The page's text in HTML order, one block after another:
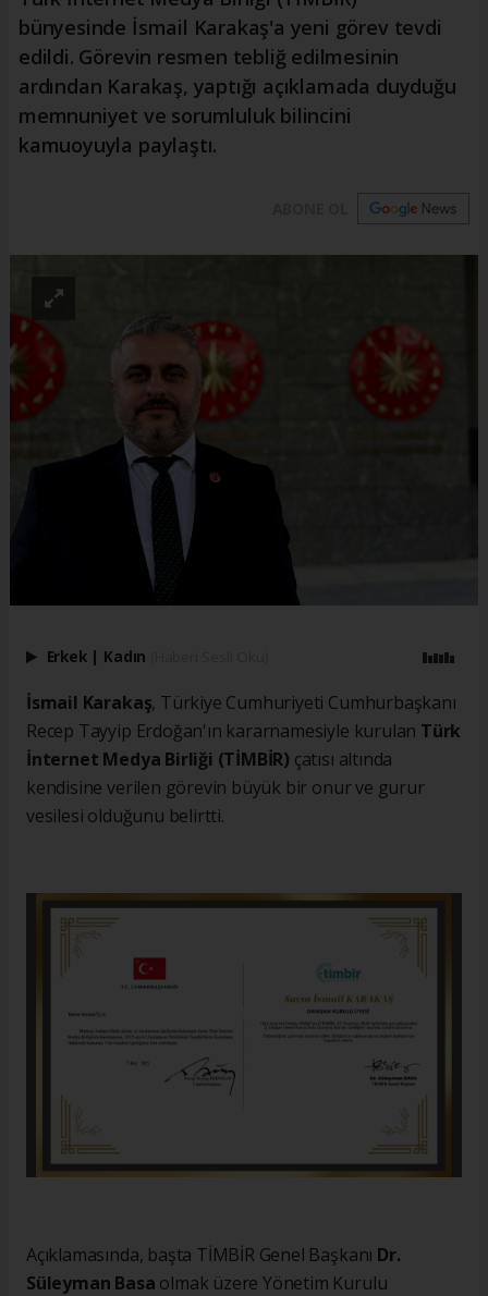
bünyesinde İsmail Karakaş'a yeni görev tevdi
edildi. Görevin resmen tebliğ edilmesinin
ardından Karakaş, yaptığı açıklamada duyduğu
memnuniyet ve sorumluluk bilincini
kamuoyuyla paylaştı.
Erkek | Kadın
İsmail Karakaş, Türkiye Cumhuriyeti Cumhurbaşkanı
Recep Tayyip Erdoğan'ın kararnamesiyle kurulan Türk
İnternet Medya Birliği (TİMBİR) çatısı altında
kendisine verilen görevin büyük bir onur ve gurur
vesilesi olduğunu belirtti.
Açıklamasında, başta TİMBİR Genel Başkanı Dr.
Süleyman Basa olmak üzere Yönetim Kurulu